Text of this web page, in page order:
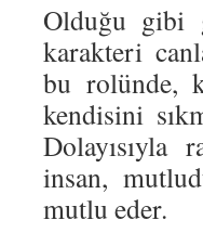
Olduğu gibi
karakteri
bu rolünde,
kendisini
Dolayısıyla
insan,
mutlu eder.